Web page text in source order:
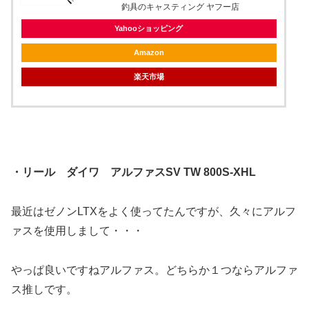
釣具のキャスティング ヤフー店
Yahooショッピング
Amazon
楽天市場
・リール ダイワ アルファスSV TW 800S-XHL
最近はゼノンLTXをよく使ってたんですが、久々にアルフ
ァスを使用しまして・・・
やっぱ良いですねアルファス。どちらか１つならアルファ
ス推しです。